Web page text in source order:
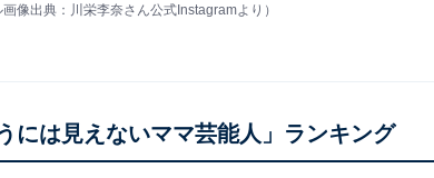
像出典：川栄李奈さん公式Instagramより）
には見えないママ芸能人」ランキング